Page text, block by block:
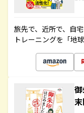
旅先で、近所で、自
トレーニングを「地